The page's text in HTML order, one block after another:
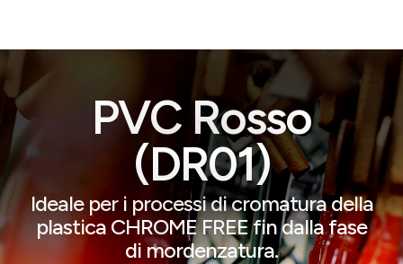
PVC Rosso
(DR01)
Ideale per i processi di cromatura della
plastica CHROME FREE fin dalla fase
di mordenzatura.